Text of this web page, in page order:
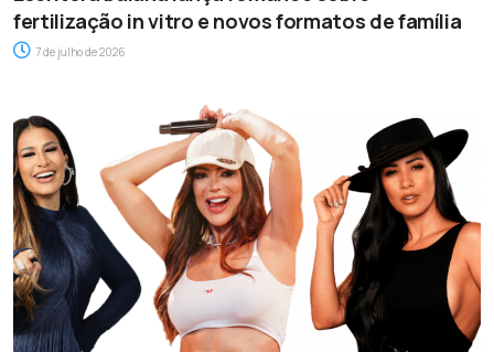
fertilização in vitro e novos formatos de família
7 de julho de 2026